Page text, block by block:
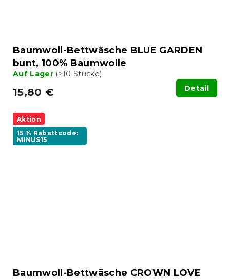
Baumwoll-Bettwäsche BLUE GARDEN
bunt, 100% Baumwolle
Auf Lager (>10 Stücke)
15,80 € Detail
Aktion
15 % Rabattcode:
MINUS15
Baumwoll-Bettwäsche CROWN LOVE